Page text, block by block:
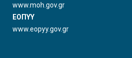
www.moh.gov.gr
ΕΟΠΥΥ
www.eopyy.gov.gr